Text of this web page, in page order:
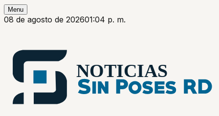
Menu
08 de agosto de 202601:04 p. m.